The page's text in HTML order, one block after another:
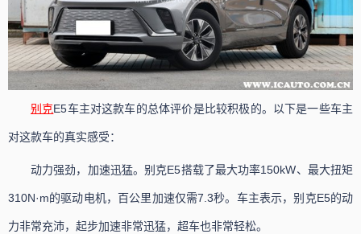
别克E5车主对这款车的总体评价是比较积极的。以下是一些车主
对这款车的真实感受：
动力强劲，加速迅猛。别克E5搭载了最大功率150kW、最大扭矩
310N·m的驱动电机，百公里加速仅需7.3秒。车主表示，别克E5的动
力非常充沛，起步加速非常迅猛，超车也非常轻松。